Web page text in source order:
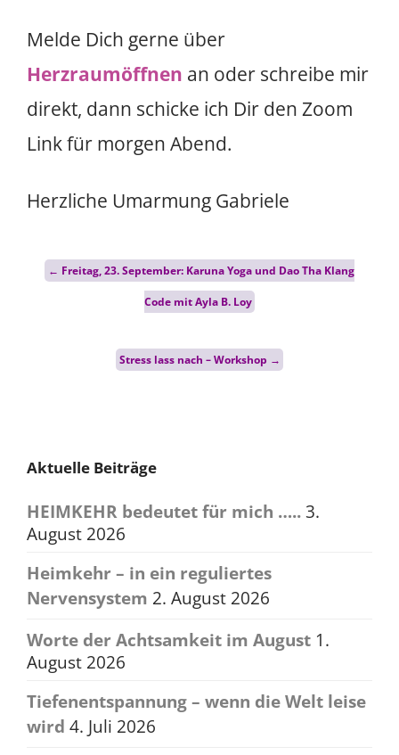
Melde Dich gerne über
Herzraumöffnen an oder schreibe mir
direkt, dann schicke ich Dir den Zoom
Link für morgen Abend.
Herzliche Umarmung Gabriele
Post
navigation
← Freitag, 23. September: Karuna Yoga und Dao Tha Klang
Code mit Ayla B. Loy
Stress lass nach – Workshop →
Aktuelle Beiträge
HEIMKEHR bedeutet für mich …..3.
August 2026
Heimkehr – in ein reguliertes
Nervensystem 2. August 2026
Worte der Achtsamkeit im August 1.
August 2026
Tiefenentspannung – wenn die Welt leise
wird 4. Juli 2026